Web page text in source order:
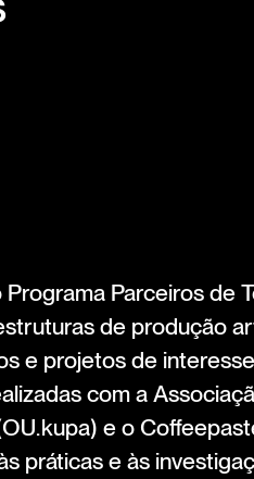
Programa Parceiros de
de produção
e projetos de
com a
e o
práticas e às